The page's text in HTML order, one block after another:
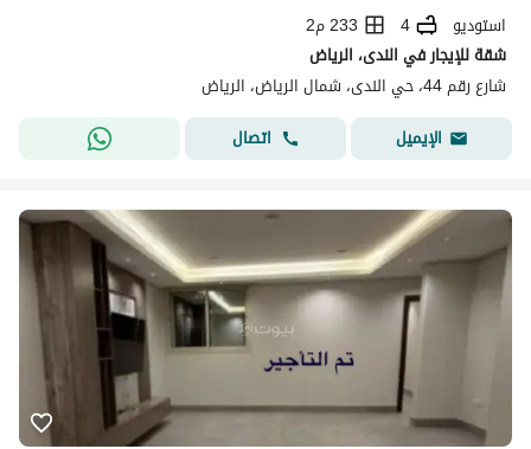
استوديو
4
233 م2
شقة للإيجار في الندى، الرياض
شارع رقم 44، حي الندى، شمال الرياض، الرياض
الإيميل
اتصال